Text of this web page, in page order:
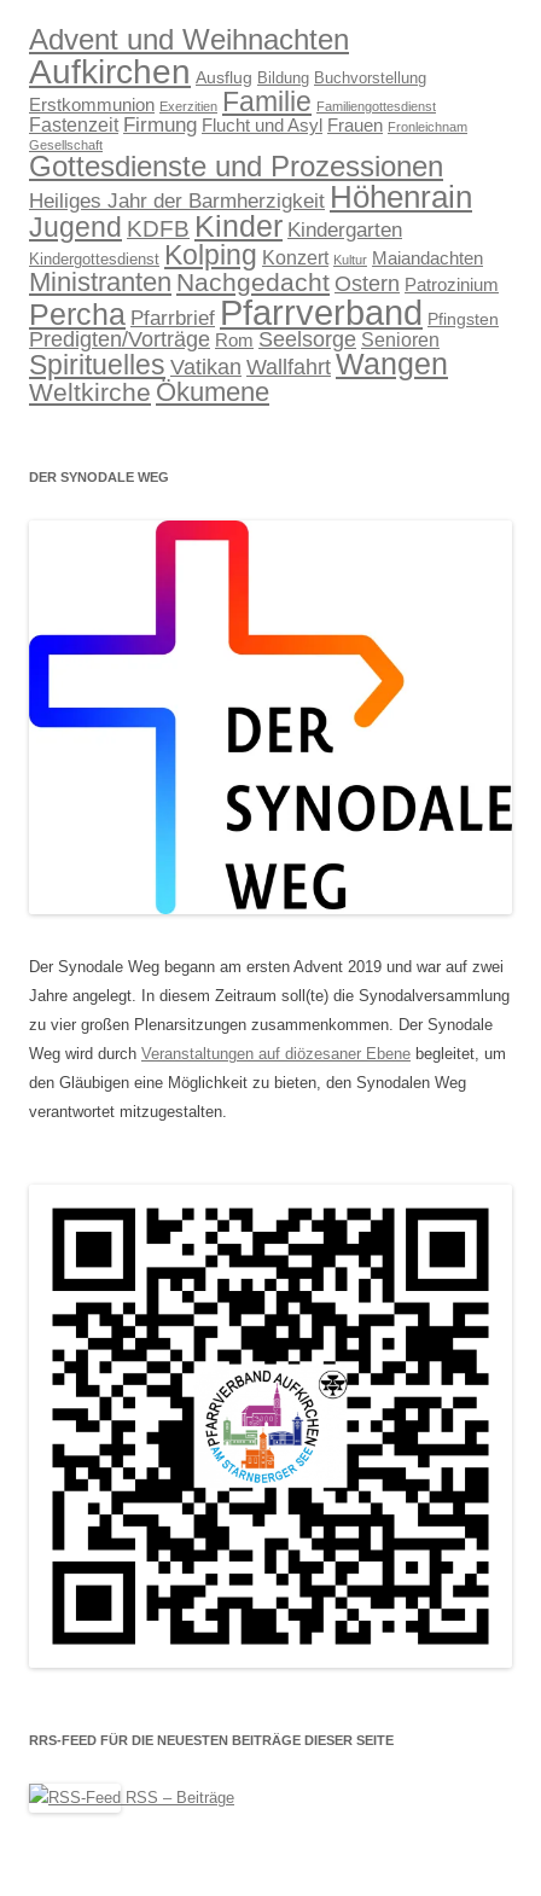
Advent und Weihnachten
Aufkirchen Ausflug Bildung Buchvorstellung
Erstkommunion Exerzitien Familie Familiengottesdienst
Fastenzeit Firmung Flucht und Asyl Frauen Fronleichnam
Gesellschaft
Gottesdienste und Prozessionen
Heiliges Jahr der Barmherzigkeit Höhenrain
Jugend KDFB Kinder Kindergarten
Kindergottesdienst Kolping Konzert Kultur Maiandachten
Ministranten Nachgedacht Ostern Patrozinium
Percha Pfarrbrief Pfarrverband Pfingsten
Predigten/Vorträge Rom Seelsorge Senioren
Spirituelles Vatikan WallfahrtWangen
Weltkirche Ökumene
DER SYNODALE WEG
Der Synodale Weg begann am ersten Advent 2019 und war auf zwei
Jahre angelegt. In diesem Zeitraum soll(te) die Synodalversammlung
zu vier großen Plenarsitzungen zusammenkommen. Der Synodale
Weg wird durch Veranstaltungen auf diözesaner Ebene begleitet, um
den Gläubigen eine Möglichkeit zu bieten, den Synodalen Weg
verantwortet mitzugestalten.
RRS-FEED FÜR DIE NEUESTEN BEITRÄGE DIESER SEITE
RSS – Beiträge